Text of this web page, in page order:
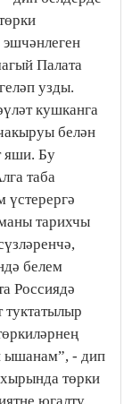
Палата
узды.
кушканга
белән
яши. Бу
таба
үстерергә
тарихчы
белем
Россиядә
ышанам”, - дип
төрки